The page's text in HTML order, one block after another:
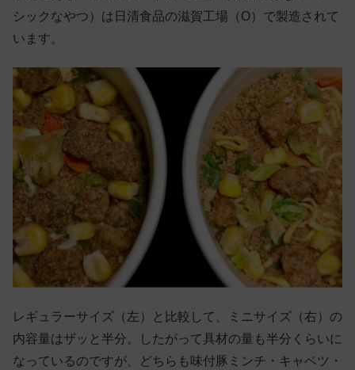
シックなやつ）は日清食品の滋賀工場（O）で製造されて
います。
レギュラーサイズ（左）と比較して、ミニサイズ（右）の
内容量はザッと半分。したがって具材の量も半分くらいに
なっているのですが、どちらも味付豚ミンチ・キャベツ・